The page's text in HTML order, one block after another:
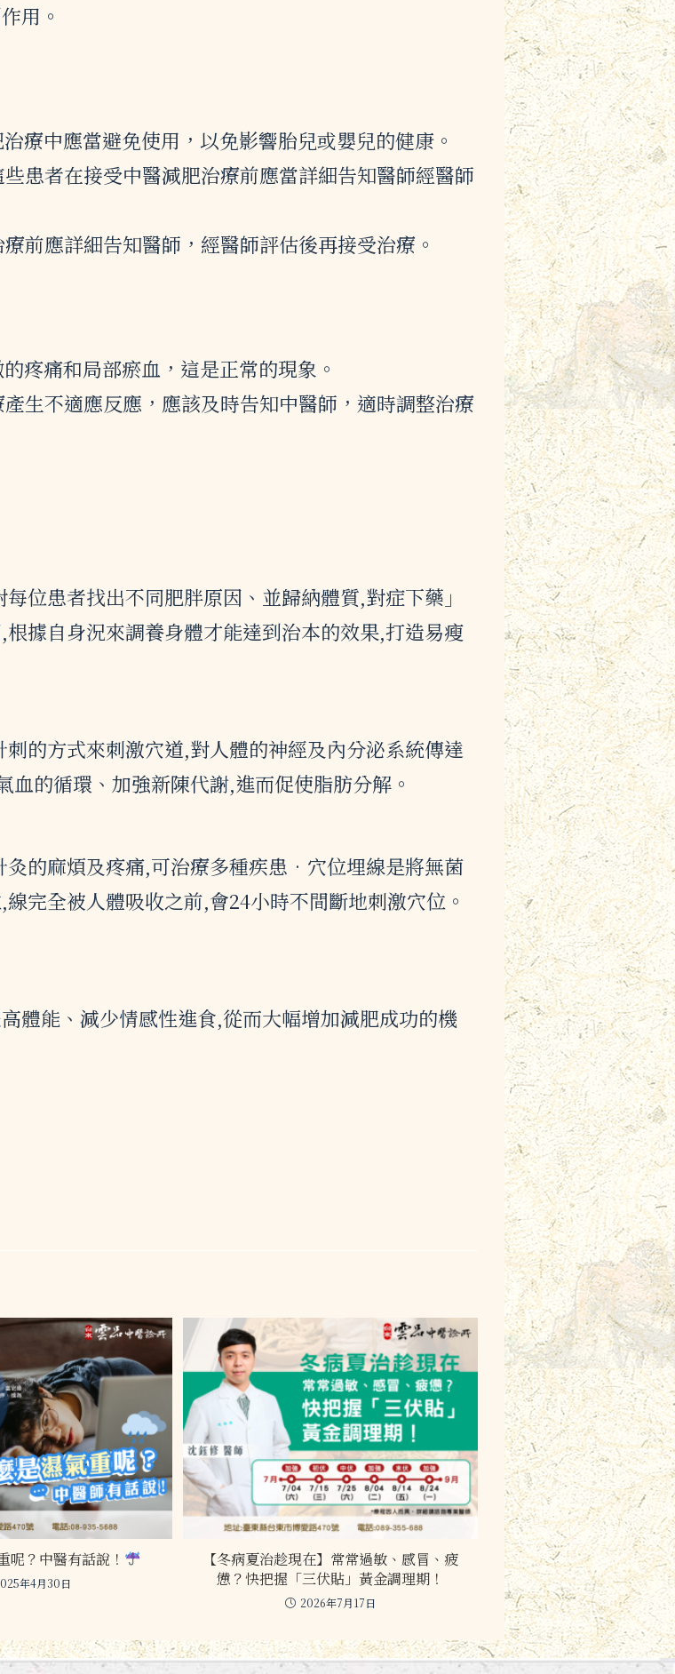
用。
療中應當避免使用，以免影響胎兒或嬰兒的健康。
患者在接受中醫減肥治療前應當詳細告知醫師經醫師
前應詳細告知醫師，經醫師評估後再接受治療。
疼痛和局部瘀血，這是正常的現象。
生不適應反應，應該及時告知中醫師，適時調整治療
位患者找出不同肥胖原因、並歸納體質,對症下藥」
據自身況來調養身體才能達到治本的效果,打造易瘦
的方式來刺激穴道,對人體的神經及內分泌系統傳達
的循環、加強新陳代謝,進而促使脂肪分解。
的麻煩及疼痛,可治療多種疾患•穴位埋線是將無菌
完全被人體吸收之前,會24小時不間斷地刺激穴位。
體能、減少情感性進食,從而大幅增加減肥成功的機
呢？中醫有話說！
年4月30日
【冬病夏治趁現在】常常過敏、感冒、疲
憊？快把握「三伏貼」黃金調理期！
2026年7月17日